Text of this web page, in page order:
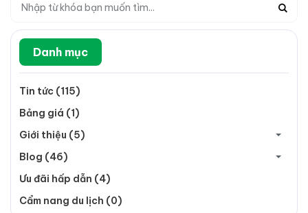
Danh mục
Tin tức (115)
Bảng giá (1)
Giới thiệu (5)
Blog (46)
Ưu đãi hấp dẫn (4)
Cẩm nang du lịch (0)